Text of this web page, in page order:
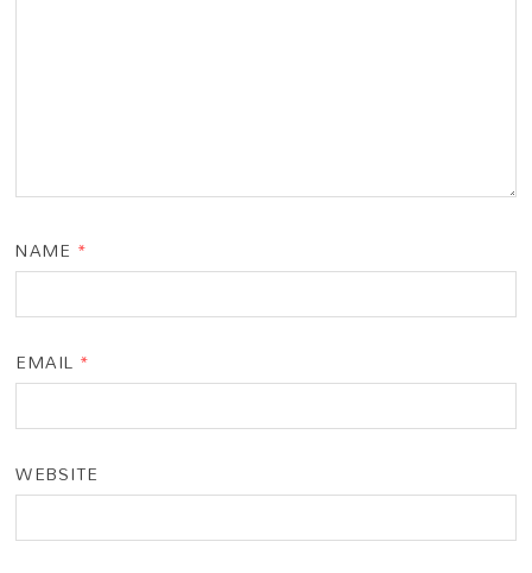
NAME *
EMAIL *
WEBSITE